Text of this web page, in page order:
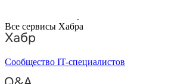
Все сервисы Хабра
Сообщество IT-специалистов